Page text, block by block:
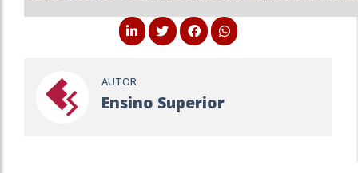
AUTOR
Ensino Superior